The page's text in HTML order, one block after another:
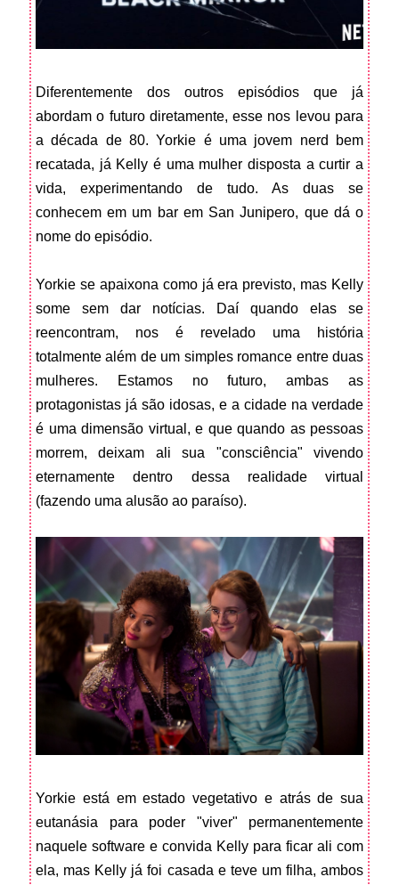
Diferentemente dos outros episódios que já
abordam o futuro diretamente, esse nos levou para
a década de 80. Yorkie é uma jovem nerd bem
recatada, já Kelly é uma mulher disposta a curtir a
vida, experimentando de tudo. As duas se
conhecem em um bar em San Junipero, que dá o
nome do episódio.
Yorkie se apaixona como já era previsto, mas Kelly
some sem dar notícias. Daí quando elas se
reencontram, nos é revelado uma história
totalmente além de um simples romance entre duas
mulheres. Estamos no futuro, ambas as
protagonistas já são idosas, e a cidade na verdade
é uma dimensão virtual, e que quando as pessoas
morrem, deixam ali sua "consciência" vivendo
eternamente dentro dessa realidade virtual
(fazendo uma alusão ao paraíso).
Yorkie está em estado vegetativo e atrás de sua
eutanásia para poder "viver" permanentemente
naquele software e convida Kelly para ficar ali com
ela, mas Kelly já foi casada e teve um filha, ambos